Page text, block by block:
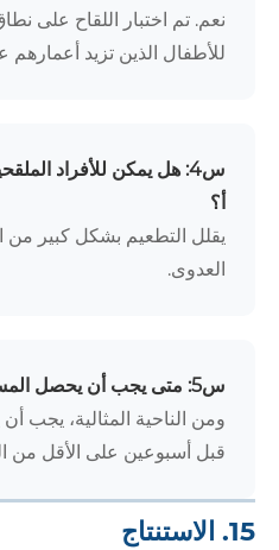
نعم. تم اختبار اللقاح على
للأطفال الذين تزيد أعمارهم عن 12
س4: هل يمكن للأفراد
أ؟
يقلل التطعيم بشكل كبير من
العدوى.
س5: متى يجب أن يحصل المسافرون على التطعيم؟
ومن الناحية المثالية، يجب
قبل أسبوعين على الأقل من
15. الاستنتاج